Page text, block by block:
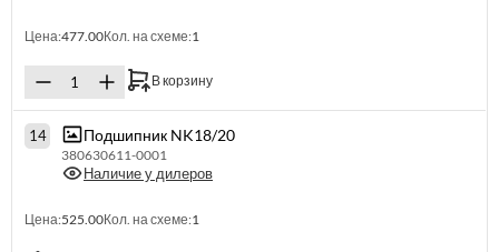
Цена:477.00Кол. на схеме:1
В корзину
14 Подшипник NK18/20
380630611-0001
Наличие у дилеров
Цена:525.00Кол. на схеме:1